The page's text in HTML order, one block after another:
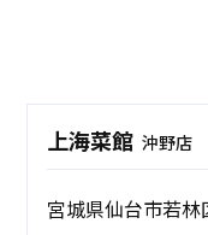
上海菜館 沖野店
宮城県仙台市若